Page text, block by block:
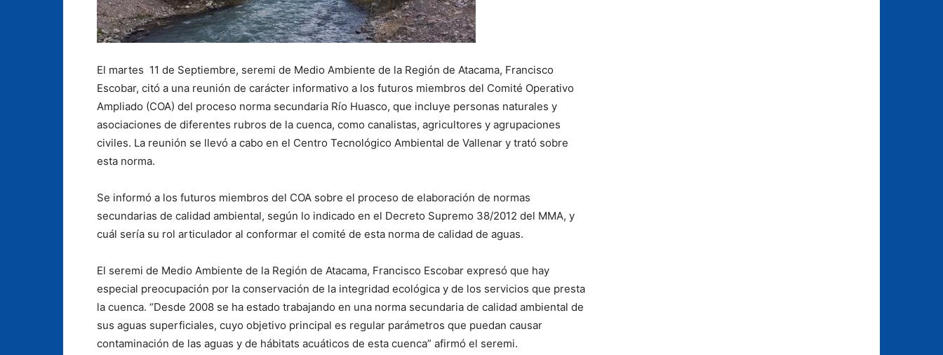
El martes 11 de Septiembre, seremi de Medio Ambiente de la Región de Atacama, Francisco
Escobar, citó a una reunión de carácter informativo a los futuros miembros del Comité Operativo
Ampliado (COA) del proceso norma secundaria Río Huasco, que incluye personas naturales y
asociaciones de diferentes rubros de la cuenca, como canalistas, agricultores y agrupaciones
civiles. La reunión se llevó a cabo en el Centro Tecnológico Ambiental de Vallenar y trató sobre
esta norma.
Se informó a los futuros miembros del COA sobre el proceso de elaboración de normas
secundarias de calidad ambiental, según lo indicado en el Decreto Supremo 38/2012 del MMA, y
cuál sería su rol articulador al conformar el comité de esta norma de calidad de aguas.
El seremi de Medio Ambiente de la Región de Atacama, Francisco Escobar expresó que hay
especial preocupación por la conservación de la integridad ecológica y de los servicios que presta
la cuenca. “Desde 2008 se ha estado trabajando en una norma secundaria de calidad ambiental de
sus aguas superficiales, cuyo objetivo principal es regular parámetros que puedan causar
contaminación de las aguas y de hábitats acuáticos de esta cuenca” afirmó el seremi.